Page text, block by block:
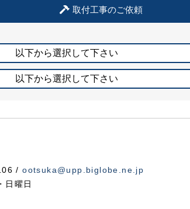
取付工事のご依頼
以下から選択して下さい
以下から選択して下さい
/ootsuka@upp.biglobe.ne.jp
日曜日